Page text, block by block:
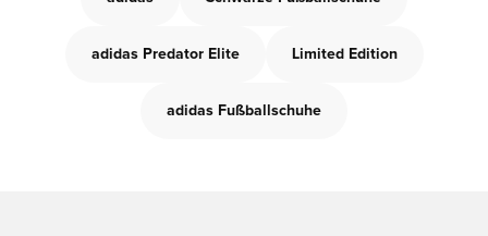
adidas Predator Elite Limited Edition
adidas Fußballschuhe